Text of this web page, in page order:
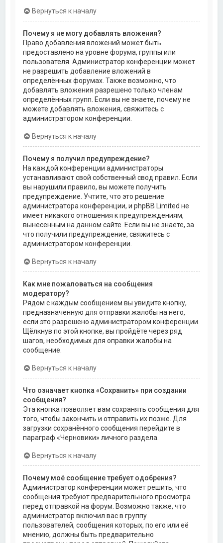
Вернуться к началу
Почему я не могу добавлять вложения?
Право добавления вложений может быть
предоставлено на уровне форума, группы или
пользователя. Администратор конференции может
не разрешить добавление вложений в
определённых форумах. Также возможно, что
добавлять вложения разрешено только членам
определённых групп. Если вы не знаете, почему не
можете добавлять вложения, свяжитесь с
администратором конференции.
Вернуться к началу
Почему я получил предупреждение?
На каждой конференции администраторы
устанавливают свой собственный свод правил. Если
вы нарушили правило, вы можете получить
предупреждение. Учтите, что это решение
администратора конференции, и phpBB Limited не
имеет никакого отношения к предупреждениям,
вынесенным на данном сайте. Если вы не знаете, за
что получили предупреждение, свяжитесь с
администратором конференции.
Вернуться к началу
Как мне пожаловаться на сообщения
модератору?
Рядом с каждым сообщением вы увидите кнопку,
предназначенную для отправки жалобы на него,
если это разрешено администратором конференции.
Щёлкнув по этой кнопке, вы пройдёте через ряд
шагов, необходимых для оправки жалобы на
сообщение.
Вернуться к началу
Что означает кнопка «Сохранить» при создании
сообщения?
Эта кнопка позволяет вам сохранять сообщения для
того, чтобы закончить и отправить их позже. Для
загрузки сохранённого сообщения перейдите в
параграф «Черновики» личного раздела.
Вернуться к началу
Почему моё сообщение требует одобрения?
Администратор конференции может решить, что
сообщения требуют предварительного просмотра
перед отправкой на форум. Возможно также, что
администратор включил вас в группу
пользователей, сообщения которых, по его или её
мнению, должны быть предварительно